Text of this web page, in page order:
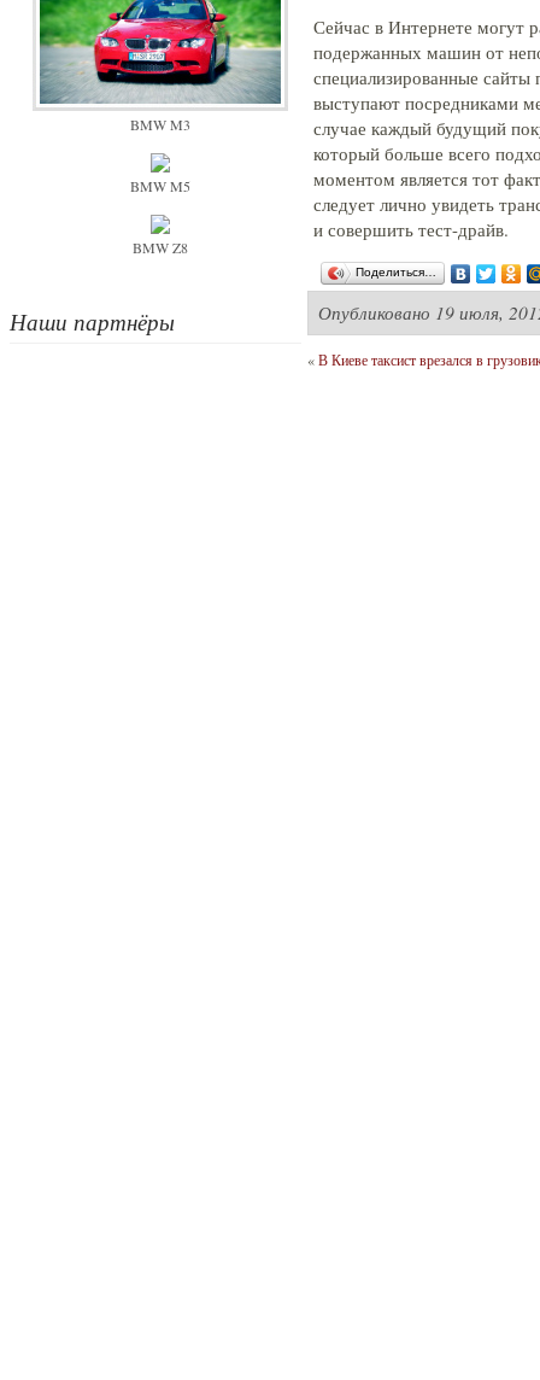
BMW M3
BMW M5
BMW Z8
Наши партнёры
Сейчас в Интернете могут
подержанных машин от
специализированные
выступают посредниками
случае каждый будущий
который больше всего
моментом является тот
следует лично увидеть
и совершить тест-драйв.
Поделиться…
Опубликовано 19 июля,
«В Киеве таксист врезался в